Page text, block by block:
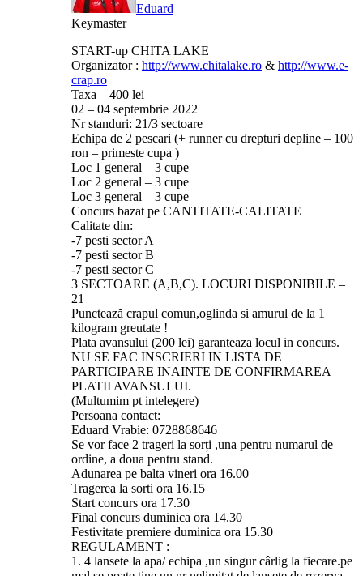
Eduard
Keymaster
START-up CHITA LAKE
Organizator : http://www.chitalake.ro & http://www.e-
crap.ro
Taxa – 400 lei
02 – 04 septembrie 2022
Nr standuri: 21/3 sectoare
Echipa de 2 pescari (+ runner cu drepturi depline – 100
ron – primeste cupa )
Loc 1 general – 3 cupe
Loc 2 general – 3 cupe
Loc 3 general – 3 cupe
Concurs bazat pe CANTITATE-CALITATE
Calitate din:
-7 pesti sector A
-7 pesti sector B
-7 pesti sector C
3 SECTOARE (A,B,C). LOCURI DISPONIBILE –
21
Punctează crapul comun,oglinda si amurul de la 1
kilogram greutate !
Plata avansului (200 lei) garanteaza locul in concurs.
NU SE FAC INSCRIERI IN LISTA DE
PARTICIPARE INAINTE DE CONFIRMAREA
PLATII AVANSULUI.
(Multumim pt intelegere)
Persoana contact:
Eduard Vrabie: 0728868646
Se vor face 2 trageri la sorți ,una pentru numarul de
ordine, a doua pentru stand.
Adunarea pe balta vineri ora 16.00
Tragerea la sorti ora 16.15
Start concurs ora 17.30
Final concurs duminica ora 14.30
Festivitate premiere duminica ora 15.30
REGULAMENT :
1. 4 lansete la apa/ echipa ,un singur cârlig la fiecare.pe